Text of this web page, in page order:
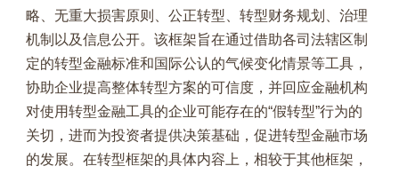
略、无重大损害原则、公正转型、转型财务规划、治理
机制以及信息公开。该框架旨在通过借助各司法辖区制
定的转型金融标准和国际公认的气候变化情景等工具，
协助企业提高整体转型方案的可信度，并回应金融机构
对使用转型金融工具的企业可能存在的“假转型”行为的
关切，进而为投资者提供决策基础，促进转型金融市场
的发展。在转型框架的具体内容上，相较于其他框架，